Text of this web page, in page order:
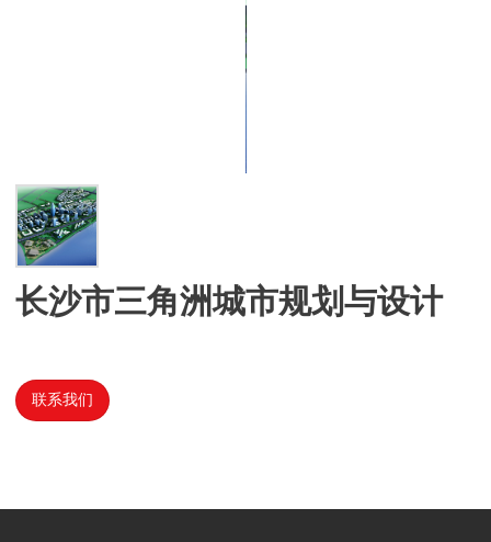
长沙市三角洲城市规划与设计
联系我们